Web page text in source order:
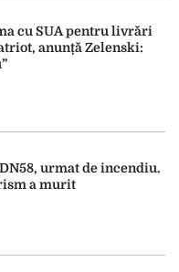
cu SUA pentru livrări
anunță Zelenski:
urmat de incendiu.
a murit